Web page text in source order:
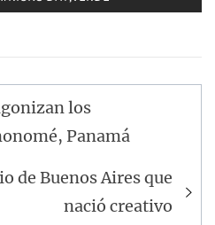
los
Panamá
de Buenos Aires que
nació creativo